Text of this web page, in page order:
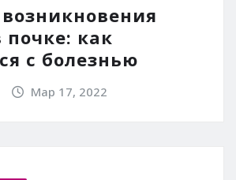
как
с болезнью
Мар 17, 2022